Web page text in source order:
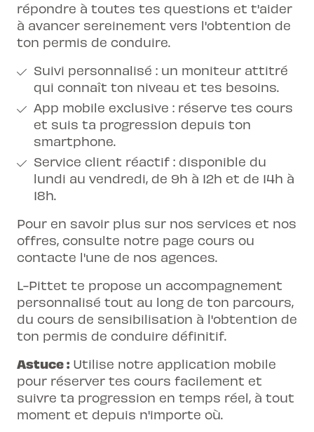
répondre à toutes tes questions et t'aider
à avancer sereinement vers l'obtention de
ton permis de conduire.
Suivi personnalisé : un moniteur attitré
qui connaît ton niveau et tes besoins.
App mobile exclusive : réserve tes cours
et suis ta progression depuis ton
smartphone.
Service client réactif : disponible du
lundi au vendredi, de 9h à 12h et de 14h à
18h.
Pour en savoir plus sur nos services et nos
offres, consulte notre page cours ou
contacte l'une de nos agences.
L-Pittet te propose un accompagnement
personnalisé tout au long de ton parcours,
du cours de sensibilisation à l'obtention de
ton permis de conduire définitif.
Astuce : Utilise notre application mobile
pour réserver tes cours facilement et
suivre ta progression en temps réel, à tout
moment et depuis n'importe où.